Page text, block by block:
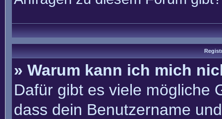
» Warum kann ich mich
Dafür gibt es viele mögliche
dass dein Benutzername